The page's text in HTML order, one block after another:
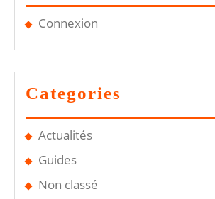
Connexion
Categories
Actualités
Guides
Non classé